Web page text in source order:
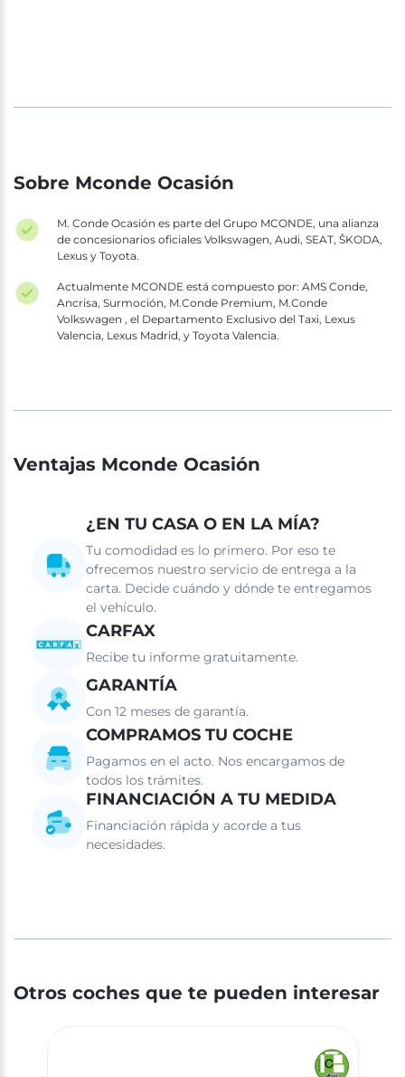
Sobre Mconde Ocasión
M. Conde Ocasión es parte del Grupo MCONDE, una alianza
de concesionarios oficiales Volkswagen, Audi, SEAT, ŠKODA,
Lexus y Toyota.
Actualmente MCONDE está compuesto por: AMS Conde,
Ancrisa, Surmoción, M.Conde Premium, M.Conde
Volkswagen , el Departamento Exclusivo del Taxi, Lexus
Valencia, Lexus Madrid, y Toyota Valencia.
Ventajas Mconde Ocasión
¿EN TU CASA O EN LA MÍA?
Tu comodidad es lo primero. Por eso te
ofrecemos nuestro servicio de entrega a la
carta. Decide cuándo y dónde te entregamos
el vehículo.
CARFAX
Recibe tu informe gratuitamente.
GARANTÍA
Con 12 meses de garantía.
COMPRAMOS TU COCHE
Pagamos en el acto. Nos encargamos de
todos los trámites.
FINANCIACIÓN A TU MEDIDA
Financiación rápida y acorde a tus
necesidades.
Otros coches que te pueden interesar